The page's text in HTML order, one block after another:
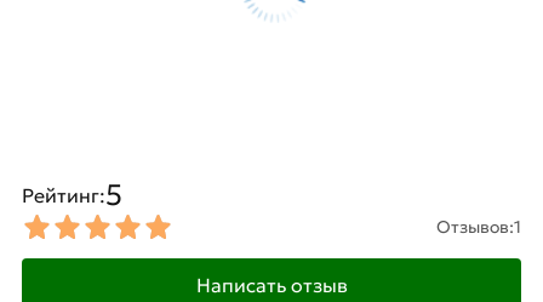
Рейтинг:5
Отзывов:1
Написать отзыв